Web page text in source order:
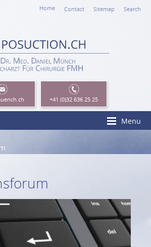
Home Contact Sitemap Search
Menu
+41 (0)32 636 25 25